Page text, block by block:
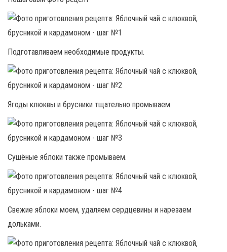
Подготавливаем необходимые продукты.
Ягоды клюквы и брусники тщательно промываем.
Сушёные яблоки также промываем.
Свежие яблоки моем, удаляем сердцевины и нарезаем
дольками.